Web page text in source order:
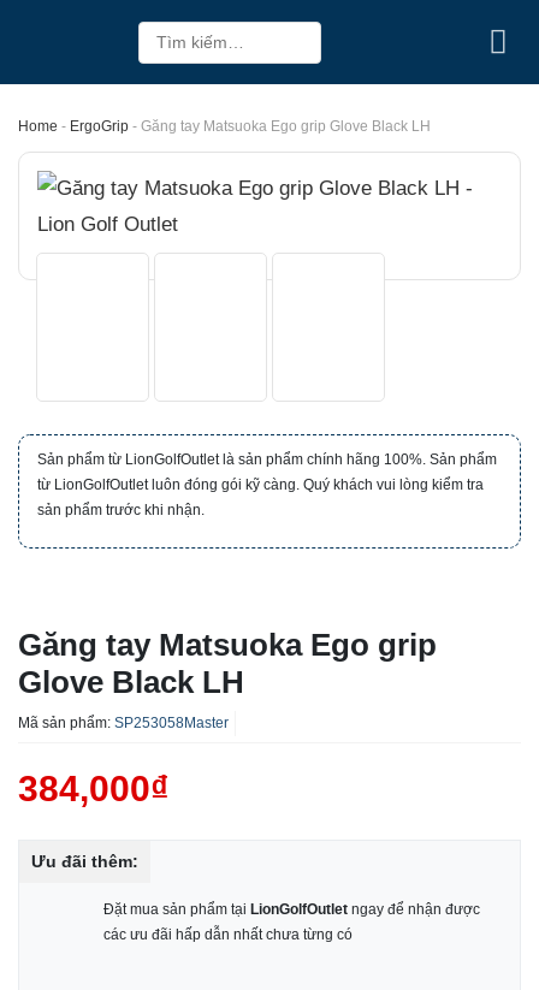
content
Tìm
kiếm:
Home - ErgoGrip - Găng tay Matsuoka Ego grip Glove Black LH
Sản phẩm từ LionGolfOutlet là sản phẩm chính hãng 100%. Sản phẩm
từ LionGolfOutlet luôn đóng gói kỹ càng. Quý khách vui lòng kiểm tra
sản phẩm trước khi nhận.
Găng tay Matsuoka Ego grip
Glove Black LH
Mã sản phẩm: SP253058Master
384,000₫
Ưu đãi thêm:
Đặt mua sản phẩm tại LionGolfOutlet ngay để nhận được
các ưu đãi hấp dẫn nhất chưa từng có